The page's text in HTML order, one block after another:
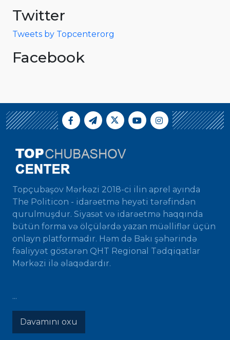
Twitter
Tweets by Topcenterorg
Facebook
Topçubaşov Mərkəzi 2018-ci ilin aprel ayında
The Politicon - idarəetmə heyəti tərəfindən
qurulmuşdur. Siyasət və idarəetmə haqqında
bütün forma və ölçülərdə yazan müəlliflər üçün
onlayn platformadır. Həm də Bakı şəhərində
fəaliyyət göstərən QHT Regional Tədqiqatlar
Mərkəzi ilə əlaqədardır.
...
Davamını oxu